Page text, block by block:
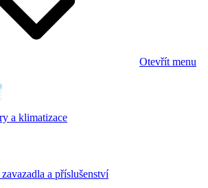
Otevřít menu
a klimatizace
a příslušenství